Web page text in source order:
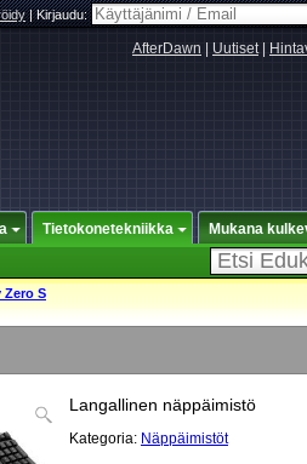
|Kirjaudu:
AfterDawn Uutiset|
Tietokonetekniikka Mukana
Zero S
Langallinen näppäimistö
Kategoria: Näppäimistöt